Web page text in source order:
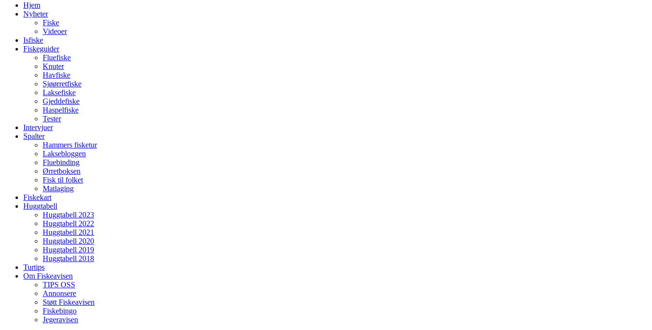
Hjem
Nyheter
Fiske
Videoer
Isfiske
Fiskeguider
Fluefiske
Knuter
Havfiske
Sjøørretfiske
Laksefiske
Gjeddefiske
Haspelfiske
Tester
Intervjuer
Spalter
Hammers fisketur
Laksebloggen
Fluebinding
Ørretboksen
Fisk til folket
Matlaging
Fiskekart
Huggtabell
Huggtabell 2023
Huggtabell 2022
Huggtabell 2021
Huggtabell 2020
Huggtabell 2019
Huggtabell 2018
Turtips
Om Fiskeavisen
TIPS OSS
Annonsere
Støtt Fiskeavisen
Fiskebingo
Jegeravisen